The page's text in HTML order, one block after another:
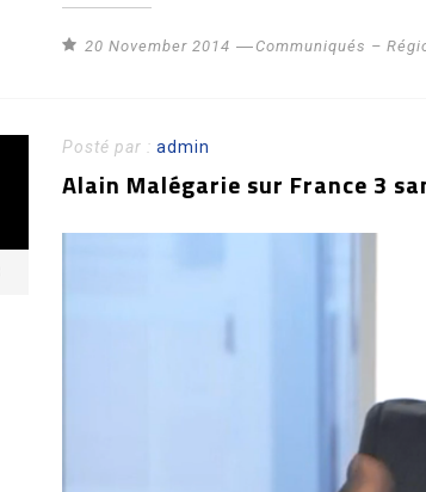
20 November 2014 Communiqués –
Posté par : admin
Alain Malégarie sur France 3